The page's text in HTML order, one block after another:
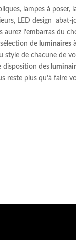
lampes à poser,
LED design
abat-
aurez l’embarras du
de luminairesà
style de chacune de
disposition des
reste plus qu’à faire